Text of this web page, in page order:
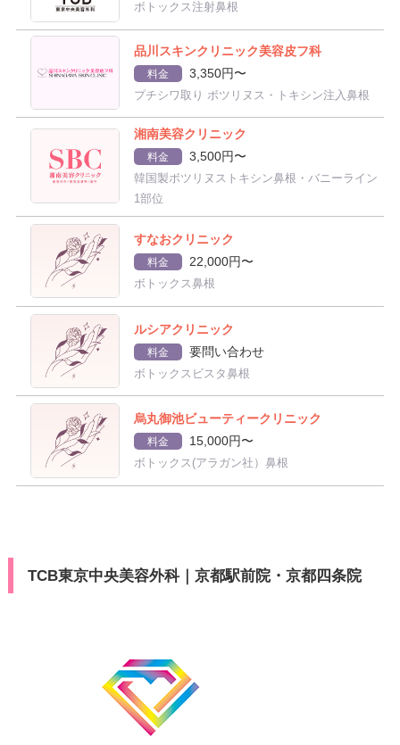
ボトックス注射鼻根
品川スキンクリニック美容皮フ科
料金 3,350円〜
プチシワ取り ボツリヌス・トキシン注入鼻根
湘南美容クリニック
料金 3,500円〜
韓国製ボツリヌストキシン鼻根・バニーライン
1部位
すなおクリニック
料金 22,000円〜
ボトックス鼻根
ルシアクリニック
料金 要問い合わせ
ボトックスビスタ鼻根
烏丸御池ビューティークリニック
料金 15,000円〜
ボトックス(アラガン社）鼻根
TCB東京中央美容外科｜京都駅前院・京都四条院